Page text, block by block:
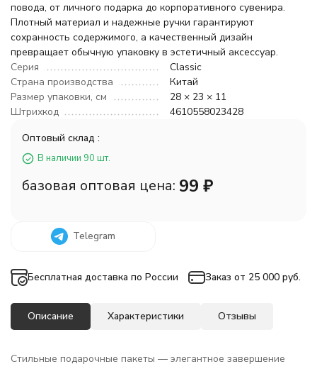
повода, от личного подарка до корпоративного сувенира.
Плотный материал и надежные ручки гарантируют
сохранность содержимого, а качественный дизайн
превращает обычную упаковку в эстетичный аксессуар.
Серия
Classic
Страна производства
Китай
Размер упаковки, см
28 × 23 × 11
Штрихкод
4610558023428
Оптовый склад :
В наличии 90 шт.
базовая оптовая цена: 99 ₽
Telegram
Бесплатная доставка по России Заказ от 25 000 руб.
Описание Характеристики Отзывы
Стильные подарочные пакеты — элегантное завершение